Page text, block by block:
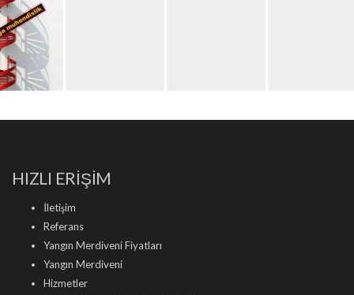
HIZLI ERİŞİM
İletişim
Referans
Yangın Merdiveni Fiyatları
Yangın Merdiveni
Hizmetler